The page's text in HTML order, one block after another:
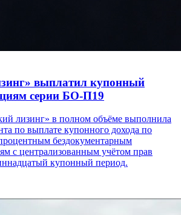
выплатил купонный
серии БО-П19
лизинг» в полном объёме выполнила
по выплате купонного дохода по
бездокументарным
с централизованным учётом прав
купонный период.